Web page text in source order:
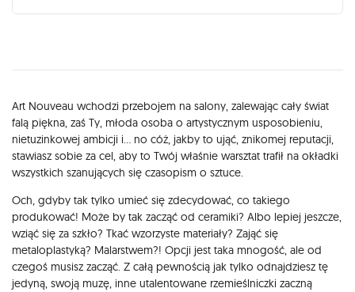
Opis
Art Nouveau wchodzi przebojem na salony, zalewając cały świat
falą piękna, zaś Ty, młoda osoba o artystycznym usposobieniu,
nietuzinkowej ambicji i… no cóż, jakby to ująć, znikomej reputacji,
stawiasz sobie za cel, aby to Twój właśnie warsztat trafił na okładki
wszystkich szanujących się czasopism o sztuce.
Och, gdyby tak tylko umieć się zdecydować, co takiego
produkować! Może by tak zacząć od ceramiki? Albo lepiej jeszcze,
wziąć się za szkło? Tkać wzorzyste materiały? Zająć się
metaloplastyką? Malarstwem?! Opcji jest taka mnogość, ale od
czegoś musisz zacząć. Z całą pewnością jak tylko odnajdziesz tę
jedyną, swoją muzę, inne utalentowane rzemieślniczki zaczną